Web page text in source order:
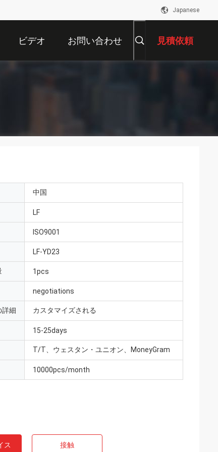
Japanese
ビデオ お問い合わせ 見積依頼
中国
LF
ISO9001
LF-YD23
1pcs
negotiations
詳細 カスタマイズされる
15-25days
T/T、ウェスタン・ユニオン、MoneyGram
10000pcs/month
ス 接触